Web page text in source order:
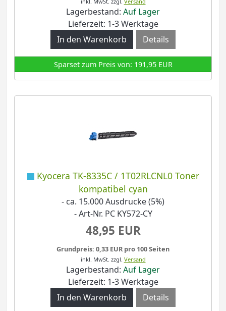
Lagerbestand: Auf Lager
Lieferzeit: 1-3 Werktage
Details
Sparset zum Preis von: 191,95 EUR
Kyocera TK-8335C / 1T02RLCNL0 Toner
kompatibel cyan
- ca. 15.000 Ausdrucke (5%)
- Art-Nr. PC KY572-CY
48,95 EUR
Grundpreis: 0,33 EUR pro 100 Seiten
inkl. MwSt. zzgl. Versand
Lagerbestand: Auf Lager
Lieferzeit: 1-3 Werktage
Details